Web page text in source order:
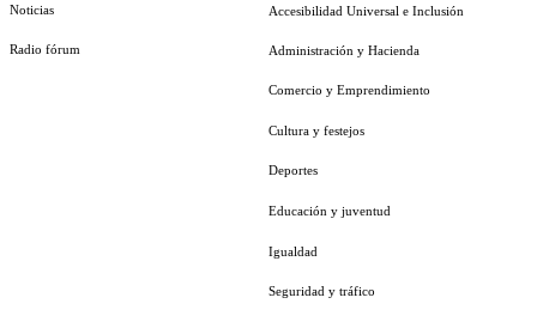
Noticias
Radio fórum
Accesibilidad Universal e Inclusión
Administración y Hacienda
Comercio y Emprendimiento
Cultura y festejos
Deportes
Educación y juventud
Igualdad
Seguridad y tráfico